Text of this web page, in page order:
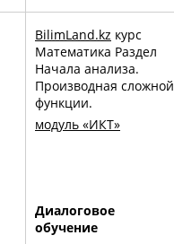
BilimLand.kz курс
Математика Раздел
Начала анализа.
Производная сложной
функции.
модуль «ИКТ»
Диалоговое
обучение